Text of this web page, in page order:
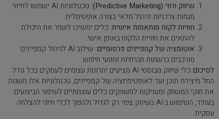
שיווק חזוי (Predictive Marketing):
טכנולוגיות AI ישמשו לחיזוי
מגמות צרכניות וניהול מלאי בצורה אופטימלית.
חוויות לקוח מותאמות אישית: כלים ימשיכו לשפר את היכולת
להתאים את חוויית הלקוח באופן אישי.
אוטומציה של קמפיינים פרסומיים:
שילוב AI לניהול קמפיינים
מורכבים ברשתות חברתיות ומנועי חיפוש.
לסיכום
כלי שיווק מבוססי AI מציעים יתרונות עצומים לעסקים בכל גודל.
החל מיצירת תוכן ועד לאופטימיזציה של קמפיינים, טכנולוגיות אלו משנות
את חוקי המשחק ומעניקות למשווקים כלים עוצמתיים לשיפור הביצועים.
בעתיד, השימוש ב-AI בשיווק צפוי רק לגדול ולהפוך לכלי חיוני להצלחה
עסקית.